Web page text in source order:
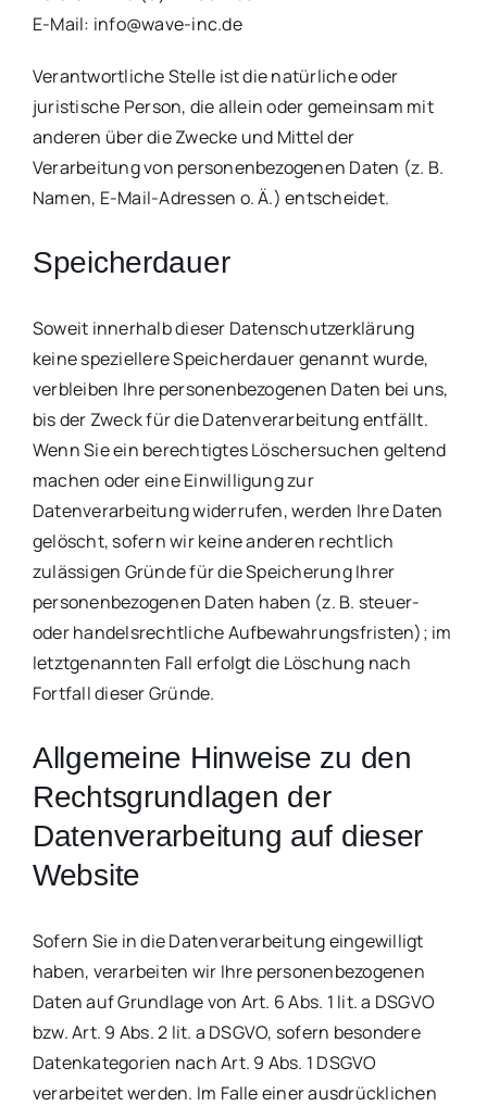
E-Mail: info@wave-inc.de
Verantwortliche Stelle ist die natürliche oder
juristische Person, die allein oder gemeinsam mit
anderen über die Zwecke und Mittel der
Verarbeitung von personenbezogenen Daten (z. B.
Namen, E-Mail-Adressen o. Ä.) entscheidet.
Speicherdauer
Soweit innerhalb dieser Datenschutzerklärung
keine speziellere Speicherdauer genannt wurde,
verbleiben Ihre personenbezogenen Daten bei uns,
bis der Zweck für die Datenverarbeitung entfällt.
Wenn Sie ein berechtigtes Löschersuchen geltend
machen oder eine Einwilligung zur
Datenverarbeitung widerrufen, werden Ihre Daten
gelöscht, sofern wir keine anderen rechtlich
zulässigen Gründe für die Speicherung Ihrer
personenbezogenen Daten haben (z. B. steuer-
oder handelsrechtliche Aufbewahrungsfristen); im
letztgenannten Fall erfolgt die Löschung nach
Fortfall dieser Gründe.
Allgemeine Hinweise zu den
Rechtsgrundlagen der
Datenverarbeitung auf dieser
Website
Sofern Sie in die Datenverarbeitung eingewilligt
haben, verarbeiten wir Ihre personenbezogenen
Daten auf Grundlage von Art. 6 Abs. 1 lit. a DSGVO
bzw. Art. 9 Abs. 2 lit. a DSGVO, sofern besondere
Datenkategorien nach Art. 9 Abs. 1 DSGVO
verarbeitet werden. Im Falle einer ausdrücklichen